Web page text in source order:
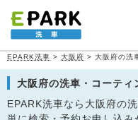
EPARK洗車 > 大阪府 > 大阪府の洗
大阪府の洗車・コーティ
EPARK洗車なら大阪府の